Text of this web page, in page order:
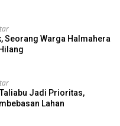
Seorang Warga Halmahera
Jadi Prioritas,
Lahan